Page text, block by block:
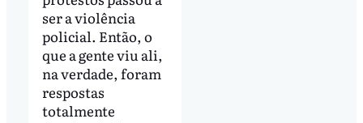
ser a violência
policial. Então, o
que a gente viu ali,
na verdade, foram
respostas
totalmente